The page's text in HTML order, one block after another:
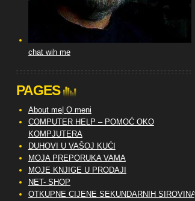
chat wih me
PAGES
About me| O meni
COMPUTER HELP – POMOĆ OKO
KOMPJUTERA
DUHOVI U VAŠOJ KUĆI
MOJA PREPORUKA VAMA
MOJE KNJIGE U PRODAJI
NET- SHOP
OTKUPNE CIJENE SEKUNDARNIH SIROVINA